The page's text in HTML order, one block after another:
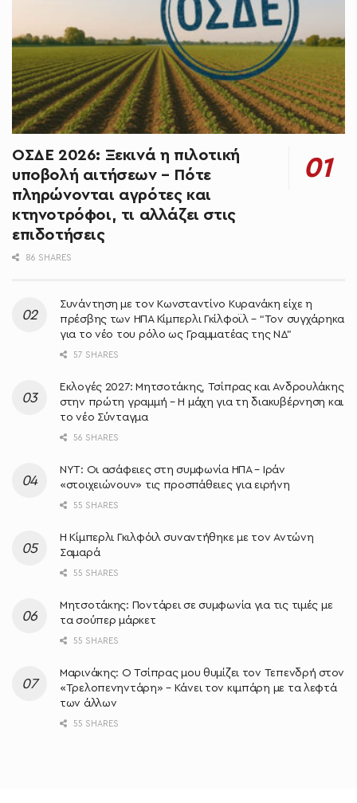
ΟΣΔΕ 2026: Ξεκινά η πιλοτική
υποβολή αιτήσεων – Πότε
πληρώνονται αγρότες και
κτηνοτρόφοι, τι αλλάζει στις
επιδοτήσεις
86 SHARES
Συνάντηση με τον Κωνσταντίνο Κυρανάκη είχε η
πρέσβης των ΗΠΑ Κίμπερλι Γκίλφοϊλ – “Τον συγχάρηκα
για το νέο του ρόλο ως Γραμματέας της ΝΔ”
57 SHARES
Εκλογές 2027: Μητσοτάκης, Τσίπρας και Ανδρουλάκης
στην πρώτη γραμμή – Η μάχη για τη διακυβέρνηση και
το νέο Σύνταγμα
56 SHARES
NYT: Οι ασάφειες στη συμφωνία ΗΠΑ – Ιράν
«στοιχειώνουν» τις προσπάθειες για ειρήνη
55 SHARES
Η Κίμπερλι Γκιλφόιλ συναντήθηκε με τον Αντώνη
Σαμαρά
55 SHARES
Μητσοτάκης: Ποντάρει σε συμφωνία για τις τιμές με
τα σούπερ μάρκετ
55 SHARES
Μαρινάκης: Ο Τσίπρας μου θυμίζει τον Τεπενδρή στον
«Τρελοπενηντάρη» – Κάνει τον κιμπάρη με τα λεφτά
των άλλων
55 SHARES